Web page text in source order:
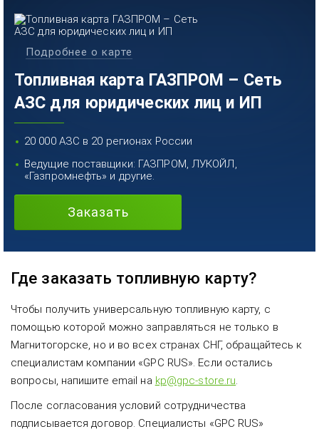
Топливная карта ГАЗПРОМ – Сеть
АЗС для юридических лиц и ИП
20 000 АЗС в 20 регионах России
Ведущие поставщики: ГАЗПРОМ, ЛУКОЙЛ,
«Газпромнефть» и другие.
Заказать
Подробнее о карте
Где заказать топливную карту?
Чтобы получить универсальную топливную карту, с
помощью которой можно заправляться не только в
Магнитогорске, но и во всех странах СНГ, обращайтесь к
специалистам компании «GPC RUS». Если остались
вопросы, напишите email на kp@gpc-store.ru.
После согласования условий сотрудничества
подписывается договор. Специалисты «GPC RUS»